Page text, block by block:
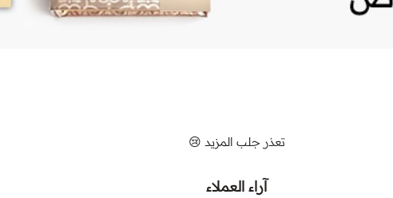
تعذر جلب المزيد 😢
آراء العملاء